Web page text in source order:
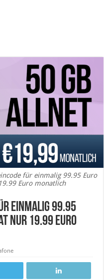
für einmalig 99.95 Euro
Euro monatlich
einmalig 99.95
nur 19.99 Euro